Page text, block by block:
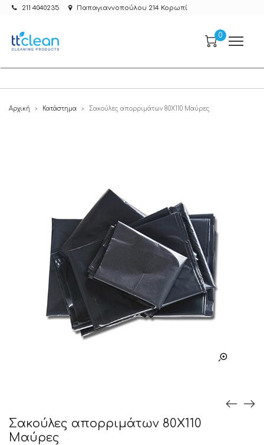
211 4040235 Παπαγιαννοπούλου 214 Κορωπί
0
Αρχική > Κατάστημα > Σακούλες απορριμάτων 80X110 Μαύρες
Σακούλες απορριμάτων 80X110
Μαύρες